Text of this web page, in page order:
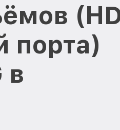
порта)
в